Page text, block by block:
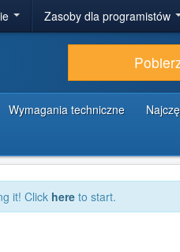
Zasoby dla programistów
Wymagania techniczne
it! Click here to start.